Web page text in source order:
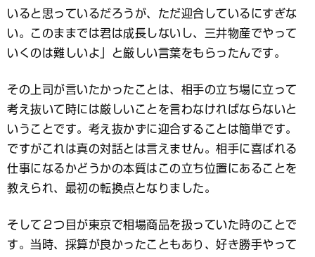
いると思っているだろうが、ただ迎合しているにすぎな
い。このままでは君は成長しないし、三井物産でやって
いくのは難しいよ」と厳しい言葉をもらったんです。
その上司が言いたかったことは、相手の立ち場に立って
考え抜いて時には厳しいことを言わなければならないと
いうことです。考え抜かずに迎合することは簡単です。
ですがこれは真の対話とは言えません。相手に喜ばれる
仕事になるかどうかの本質はこの立ち位置にあることを
教えられ、最初の転換点となりました。
そして２つ目が東京で相場商品を扱っていた時のことで
す。当時、採算が良かったこともあり、好き勝手やって